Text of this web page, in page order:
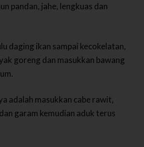
pandan, jahe, lengkuas dan
daging ikan sampai kecokelatan,
goreng dan masukkan bawang
adalah masukkan cabe rawit,
garam kemudian aduk terus